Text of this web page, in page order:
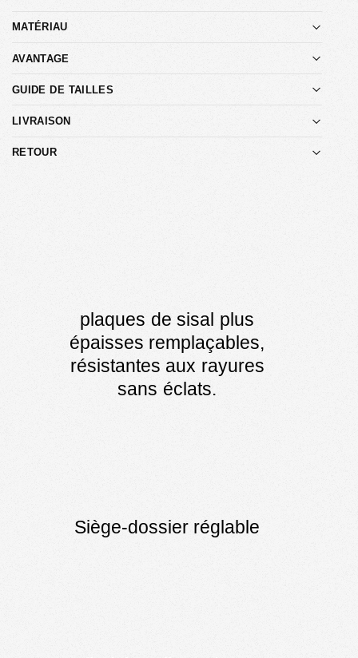
MATÉRIAU
AVANTAGE
GUIDE DE TAILLES
LIVRAISON
RETOUR
plaques de sisal plus
épaisses remplaçables,
résistantes aux rayures
sans éclats.
Siège-dossier réglable